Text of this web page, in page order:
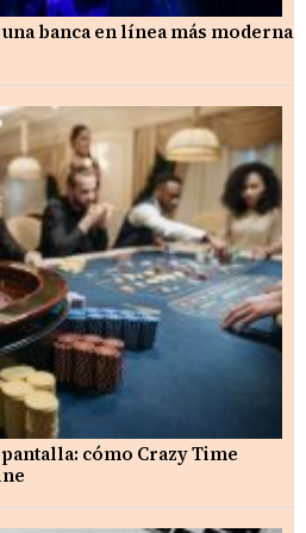
banca en línea más moderna
cómo Crazy Time